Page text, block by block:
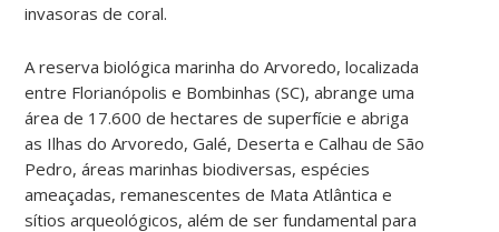
invasoras de coral.
A reserva biológica marinha do Arvoredo, localizada
entre Florianópolis e Bombinhas (SC), abrange uma
área de 17.600 de hectares de superfície e abriga
as Ilhas do Arvoredo, Galé, Deserta e Calhau de São
Pedro, áreas marinhas biodiversas, espécies
ameaçadas, remanescentes de Mata Atlântica e
sítios arqueológicos, além de ser fundamental para